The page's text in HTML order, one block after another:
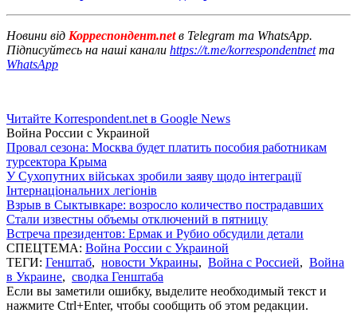
Новини від Корреспондент.netв Telegram та WhatsApp.
Підписуйтесь на наші канали https://t.me/korrespondentnetта
WhatsApp
Читайте Korrespondent.net в Google News
Война России с Украиной
Провал сезона: Москва будет платить пособия работникам
турсектора Крыма
У Сухопутних військах зробили заяву щодо інтеграції
Інтернаціональних легіонів
Взрыв в Сыктывкаре: возросло количество пострадавших
Стали известны объемы отключений в пятницу
Встреча президентов: Ермак и Рубио обсудили детали
СПЕЦТЕМА: Война России с Украиной
ТЕГИ: Генштаб, новости Украины, Война с Россией, Война
в Украине, сводка Генштаба
Если вы заметили ошибку, выделите необходимый текст и
нажмите Ctrl+Enter, чтобы сообщить об этом редакции.